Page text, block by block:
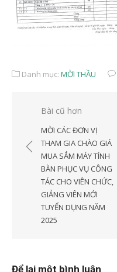
Danh mục: MỜI THẦU
Điều
hướng
bài
viết
Bài cũ hơn
MỜI CÁC ĐƠN VỊ
THAM GIA CHÀO GIÁ
MUA SẮM MÁY TÍNH
BÀN PHỤC VỤ CÔNG
TÁC CHO VIÊN CHỨC,
GIẢNG VIÊN MỚI
TUYỂN DỤNG NĂM
2025
Để lại một bình luận